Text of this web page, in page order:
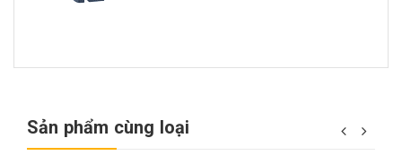
Sản phẩm cùng loại